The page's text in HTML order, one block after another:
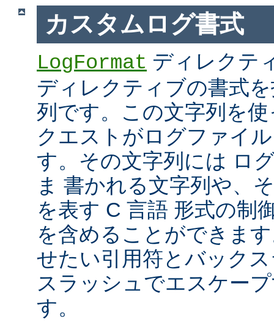
カスタムログ書式
LogFormat ディレクテ
ディレクティブの書式
列です。この文字列を
クエストがログファイ
す。その文字列には ロ
ま 書かれる文字列や、
を表す C 言語 形式の制
を含めることができま
せたい引用符とバック
スラッシュでエスケー
す。